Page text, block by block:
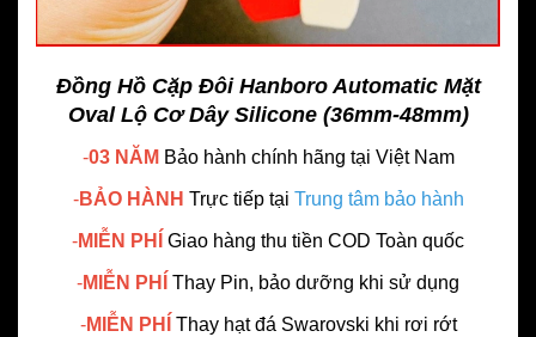
Đồng Hồ Cặp Đôi Hanboro Automatic Mặt
Oval Lộ Cơ Dây Silicone (36mm-48mm)
-03 NĂM Bảo hành chính hãng tại Việt Nam
-BẢO HÀNH Trực tiếp tại Trung tâm bảo hành
-MIỄN PHÍ Giao hàng thu tiền COD Toàn quốc
-MIỄN PHÍ Thay Pin, bảo dưỡng khi sử dụng
-MIỄN PHÍ Thay hạt đá Swarovski khi rơi rớt